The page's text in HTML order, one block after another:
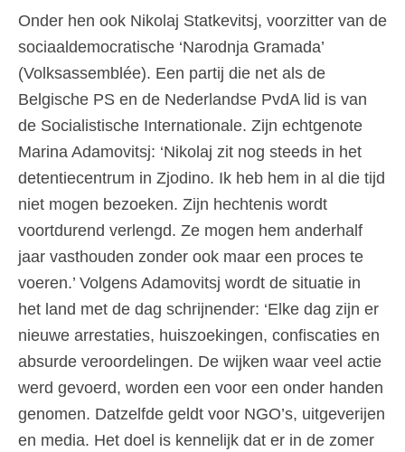
Onder hen ook Nikolaj Statkevitsj, voorzitter van de
sociaaldemocratische ‘Narodnja Gramada’
(Volksassemblée). Een partij die net als de
Belgische PS en de Nederlandse PvdA lid is van
de Socialistische Internationale. Zijn echtgenote
Marina Adamovitsj: ‘Nikolaj zit nog steeds in het
detentiecentrum in Zjodino. Ik heb hem in al die tijd
niet mogen bezoeken. Zijn hechtenis wordt
voortdurend verlengd. Ze mogen hem anderhalf
jaar vasthouden zonder ook maar een proces te
voeren.’ Volgens Adamovitsj wordt de situatie in
het land met de dag schrijnender: ‘Elke dag zijn er
nieuwe arrestaties, huiszoekingen, confiscaties en
absurde veroordelingen. De wijken waar veel actie
werd gevoerd, worden een voor een onder handen
genomen. Datzelfde geldt voor NGO’s, uitgeverijen
en media. Het doel is kennelijk dat er in de zomer